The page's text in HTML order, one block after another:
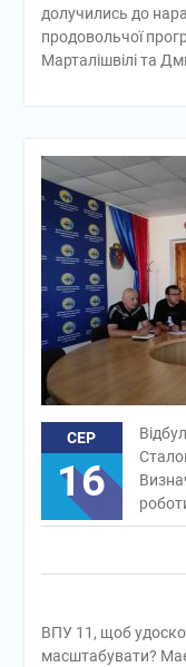
долучились до
продовольчої
Марталішвілі та
СЕР
16
ВПУ 11, щоб
масштабувати?